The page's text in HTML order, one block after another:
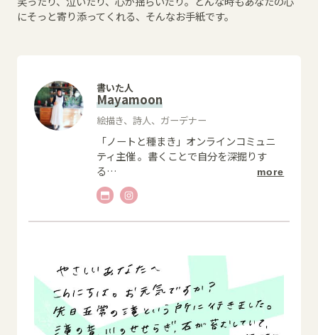
にそっと寄り添ってくれる、そんなお手紙です。
書いた人
Mayamoon
絵描き、詩人、ガーデナー
「ノートと種まき」オンラインコミュニ
ティ主催 。書くことで自分を深掘りす
る… more